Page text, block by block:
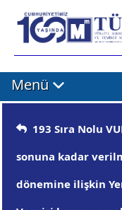
Menü
193 Sıra Nolu
sonuna kadar
dönemine ilişkin